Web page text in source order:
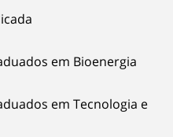
em Bioenergia
em Tecnologia e